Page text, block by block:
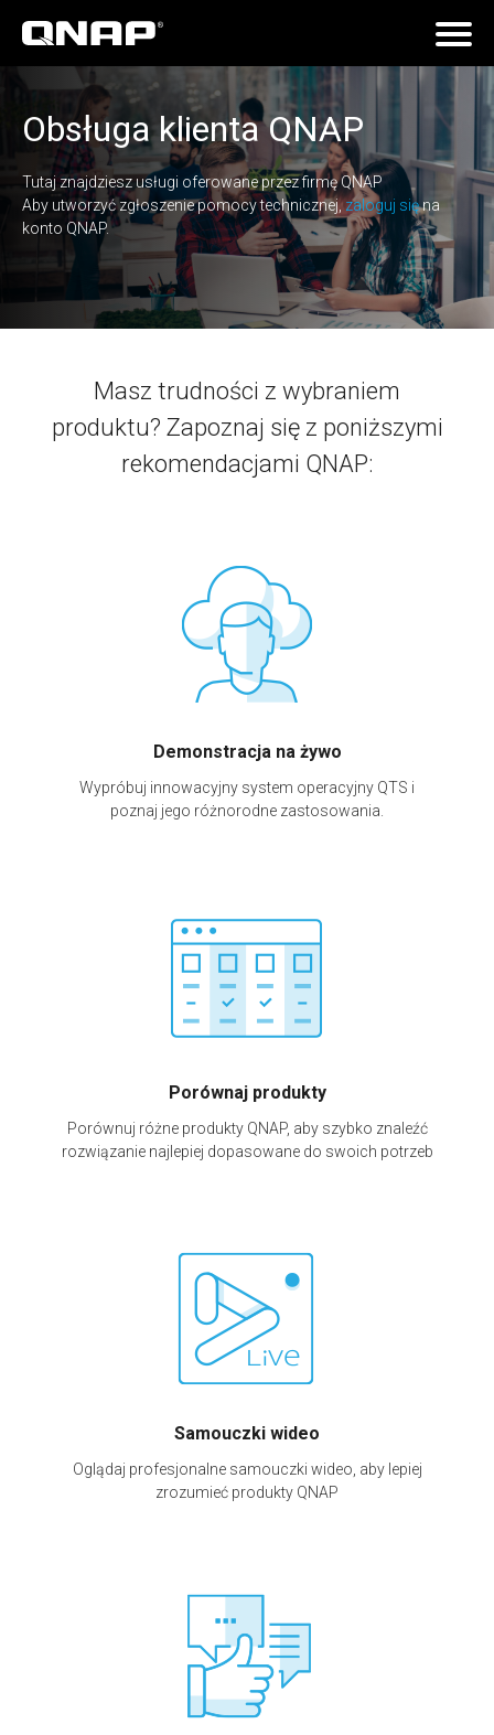
Obsługa klienta QNAP
Tutaj znajdziesz usługi oferowane przez firmę QNAP
Aby utworzyć zgłoszenie pomocy technicznej,zaloguj sięna
konto QNAP.
Masz trudności z wybraniem
produktu? Zapoznaj się z poniższymi
rekomendacjami QNAP:
Demonstracja na żywo
Wypróbuj innowacyjny system operacyjny QTS i
poznaj jego różnorodne zastosowania.
Porównaj produkty
Porównuj różne produkty QNAP, aby szybko znaleźć
rozwiązanie najlepiej dopasowane do swoich potrzeb
Samouczki wideo
Oglądaj profesjonalne samouczki wideo, aby lepiej
zrozumieć produkty QNAP